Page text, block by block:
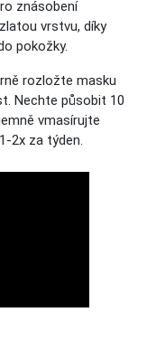
znásobení
vrstvu, díky
pokožky.
rozložte masku
Nechte působit 10
vmasírujte
2x za týden.